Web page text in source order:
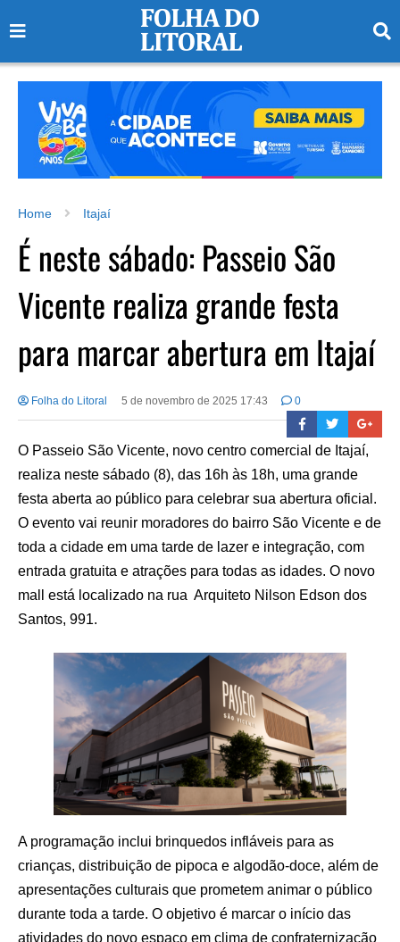
Home Itajaí
É neste sábado: Passeio São
Vicente realiza grande festa
para marcar abertura em Itajaí
Folha do Litoral 5 de novembro de 2025 17:43 0
O Passeio São Vicente, novo centro comercial de Itajaí,
realiza neste sábado (8), das 16h às 18h, uma grande
festa aberta ao público para celebrar sua abertura oficial.
O evento vai reunir moradores do bairro São Vicente e de
toda a cidade em uma tarde de lazer e integração, com
entrada gratuita e atrações para todas as idades. O novo
mall está localizado na rua Arquiteto Nilson Edson dos
Santos, 991.
A programação inclui brinquedos infláveis para as
crianças, distribuição de pipoca e algodão-doce, além de
apresentações culturais que prometem animar o público
durante toda a tarde. O objetivo é marcar o início das
atividades do novo espaço em clima de confraternização